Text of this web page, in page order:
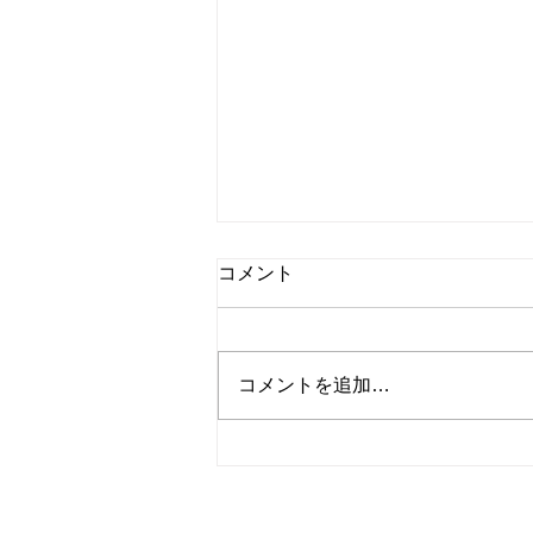
コメント
コメントを追加…